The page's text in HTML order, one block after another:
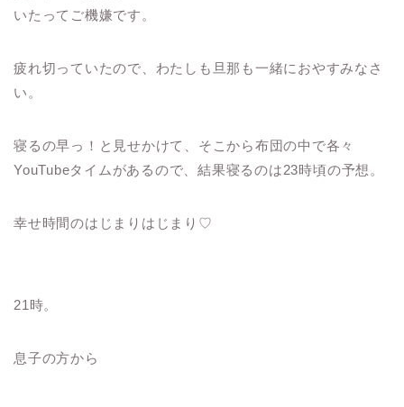
いたってご機嫌です。
疲れ切っていたので、わたしも旦那も一緒におやすみなさ
い。
寝るの早っ！と見せかけて、そこから布団の中で各々
YouTubeタイムがあるので、結果寝るのは23時頃の予想。
幸せ時間のはじまりはじまり♡
21時。
息子の方から